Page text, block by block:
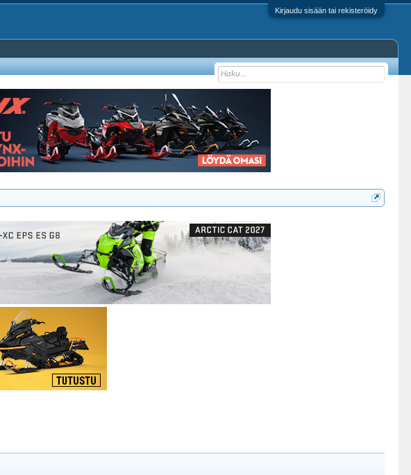
Kirjaudu sisään tai rekisteröidy